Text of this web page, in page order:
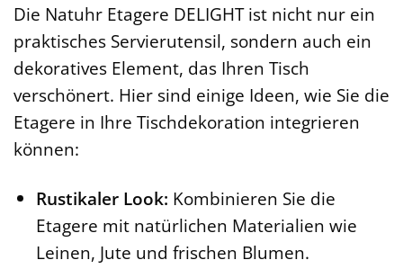
Die Natuhr Etagere DELIGHT ist nicht nur ein
praktisches Servierutensil, sondern auch ein
dekoratives Element, das Ihren Tisch
verschönert. Hier sind einige Ideen, wie Sie die
Etagere in Ihre Tischdekoration integrieren
können:
Rustikaler Look: Kombinieren Sie die
Etagere mit natürlichen Materialien wie
Leinen, Jute und frischen Blumen.